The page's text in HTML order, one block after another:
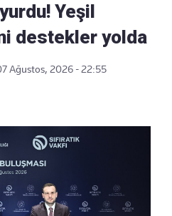
Yeşil
destekler yolda
Ağustos, 2026 - 22:55